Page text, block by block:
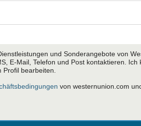
und Sonderangebote von
E-Mail, Telefon und Post kontaktieren. Ich
bearbeiten.
von westernunion.com